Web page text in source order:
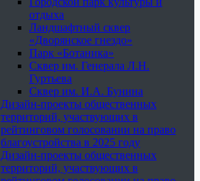
отдыха
Ландшафтный сквер
«Дворянское гнездо»
Парк «Ботаника»
Сквер им. Генерала Л.Н.
Гуртьева
Сквер им. И.А. Бунина
Дизайн-проекты общественных
территорий, участвующих в
рейтинговом голосовании на право
благоустройства в 2025 году
Дизайн-проекты общественных
территорий, участвующих в